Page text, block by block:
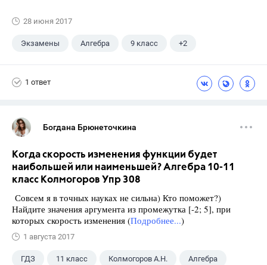
28 июня 2017
Экзамены Алгебра 9 класс +2
1 ответ
Богдана Брюнеточкина
Когда скорость изменения функции будет
наибольшей или наименьшей? Алгебра 10-11
класс Колмогоров Упр 308
Совсем я в точных науках не сильна) Кто поможет?)
Найдите значения аргумента из промежутка [-2; 5], при
которых скорость изменения (Подробнее...)
1 августа 2017
ГДЗ 11 класс Колмогоров А.Н. Алгебра